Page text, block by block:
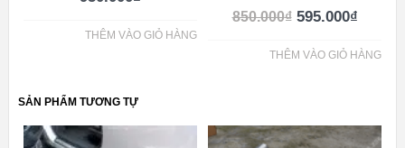
THÊM VÀO GIỎ HÀNG
850.000₫ 595.000₫
THÊM VÀO GIỎ HÀNG
SẢN PHẨM TƯƠNG TỰ